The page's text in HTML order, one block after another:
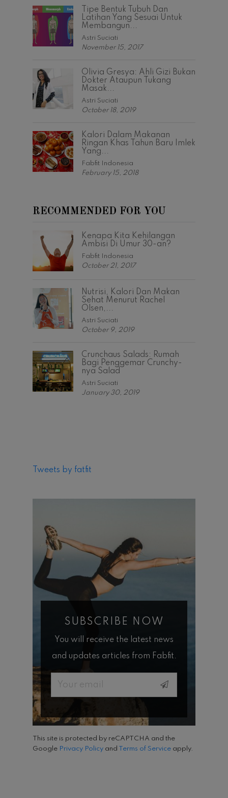
Tipe Bentuk Tubuh Dan
Latihan Yang Sesuai Untuk
Membangun...
Astri Suciati
November 15, 2017
Olivia Gresya: Ahli Gizi Bukan
Dokter Ataupun Tukang
Masak...
Astri Suciati
October 18, 2019
Kalori Dalam Makanan
Ringan Khas Tahun Baru Imlek
Yang...
Fabfit Indonesia
February 15, 2018
RECOMMENDED FOR YOU
Kenapa Kita Kehilangan
Ambisi Di Umur 30-an?
Fabfit Indonesia
October 21, 2017
Nutrisi, Kalori Dan Makan
Sehat Menurut Rachel
Olsen,...
Astri Suciati
October 9, 2019
Crunchaus Salads: Rumah
Bagi Penggemar Crunchy-
nya Salad
Astri Suciati
January 30, 2019
Tweets by fatfit
SUBSCRIBE NOW
You will receive the latest news
and updates articles from Fabfit.
Email
This site is protected by reCAPTCHA and the
Google Privacy Policy and Terms of Service apply.